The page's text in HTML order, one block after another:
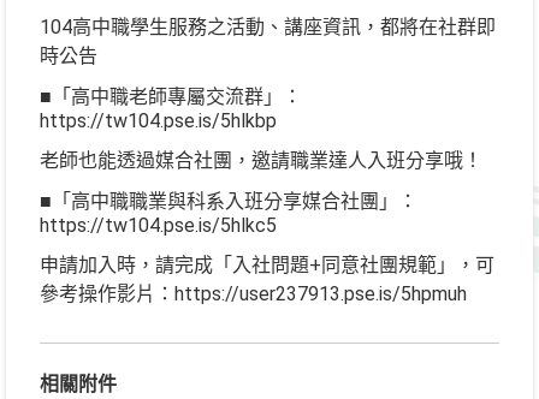
104高中職學生服務之活動、講座資訊，都將在社群即
時公告
■「高中職老師專屬交流群」：
https://tw104.pse.is/5hlkbp
老師也能透過媒合社團，邀請職業達人入班分享哦！
■「高中職職業與科系入班分享媒合社團」：
https://tw104.pse.is/5hlkc5
申請加入時，請完成「入社問題+同意社團規範」，可
參考操作影片：https://user237913.pse.is/5hpmuh
相關附件